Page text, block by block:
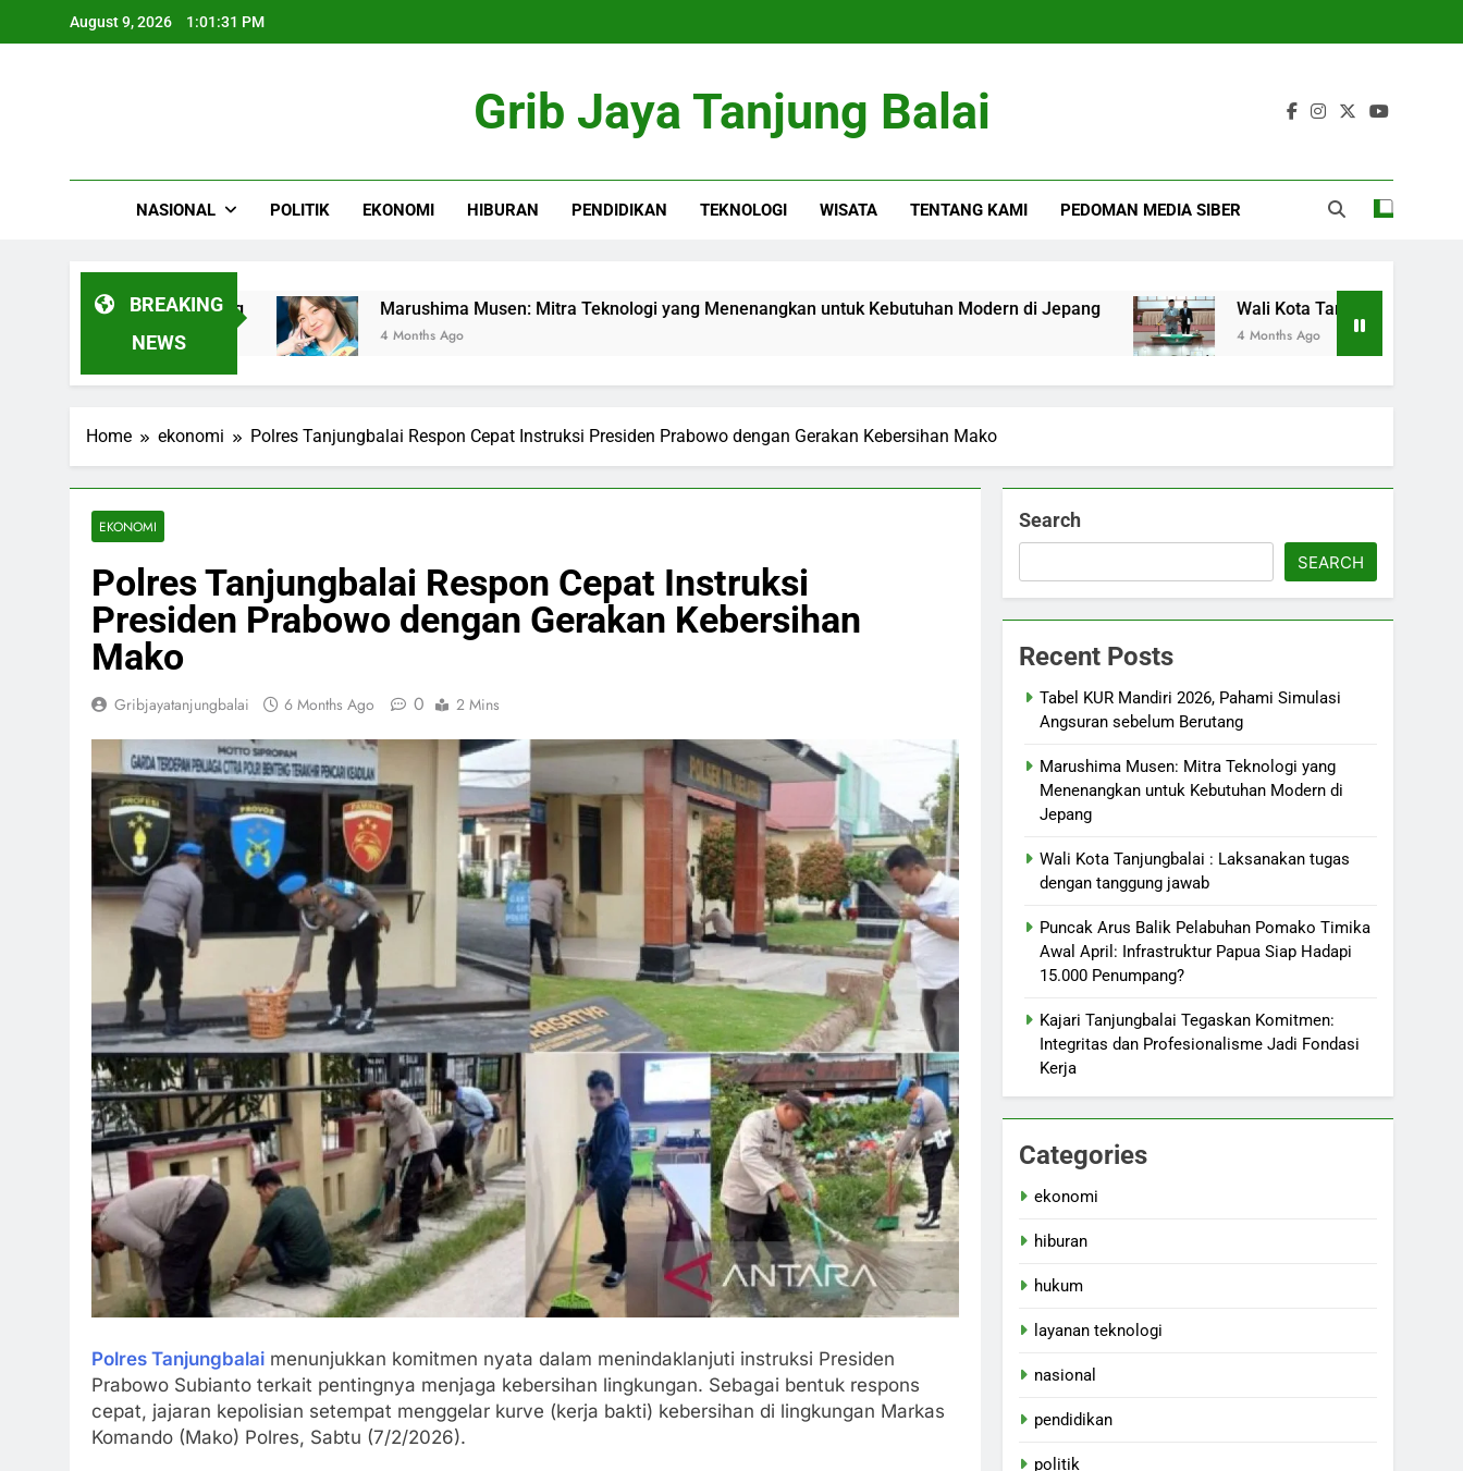
August 9, 2026 1:01:31 PM
Grib Jaya Tanjung Balai
NASIONAL POLITIK EKONOMI HIBURAN PENDIDIKAN TEKNOLOGI WISATA TENTANG KAMI PEDOMAN MEDIA SIBER
BREAKING
NEWS
sebelum Berutang Marushima Musen: Mitra Teknologi yang Menenangkan untuk Kebutuhan Modern di Jepang
4 Months Ago
Wali Kota Tanjungbalai : Laksanakan
4 Months Ago
Home ekonomi Polres Tanjungbalai Respon Cepat Instruksi Presiden Prabowo dengan Gerakan Kebersihan Mako
EKONOMI
Polres Tanjungbalai Respon Cepat Instruksi
Presiden Prabowo dengan Gerakan Kebersihan
Mako
Gribjayatanjungbalai 6 Months Ago 0 2 Mins
Polres Tanjungbalai menunjukkan komitmen nyata dalam menindaklanjuti instruksi Presiden
Prabowo Subianto terkait pentingnya menjaga kebersihan lingkungan. Sebagai bentuk respons
cepat, jajaran kepolisian setempat menggelar kurve (kerja bakti) kebersihan di lingkungan Markas
Komando (Mako) Polres, Sabtu (7/2/2026).
Search
SEARCH
Recent Posts
Tabel KUR Mandiri 2026, Pahami Simulasi
Angsuran sebelum Berutang
Marushima Musen: Mitra Teknologi yang
Menenangkan untuk Kebutuhan Modern di
Jepang
Wali Kota Tanjungbalai : Laksanakan tugas
dengan tanggung jawab
Puncak Arus Balik Pelabuhan Pomako Timika
Awal April: Infrastruktur Papua Siap Hadapi
15.000 Penumpang?
Kajari Tanjungbalai Tegaskan Komitmen:
Integritas dan Profesionalisme Jadi Fondasi
Kerja
Categories
ekonomi
hiburan
hukum
layanan teknologi
nasional
pendidikan
politik